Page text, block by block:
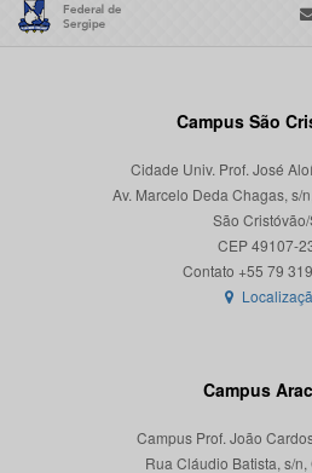
Campus São
Cidade Univ. Prof. José
Av. Marcelo Deda Chagas, s/
São Cristóvão/
CEP 49107-
Campus
Campus Prof. João
Rua Cláudio Batista, s/